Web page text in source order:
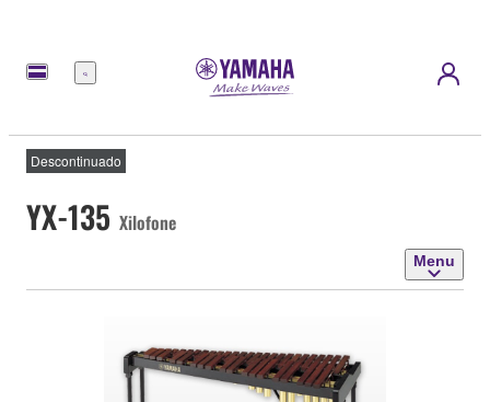
Menu
Descontinuado
YX-135 Xilofone
Menu